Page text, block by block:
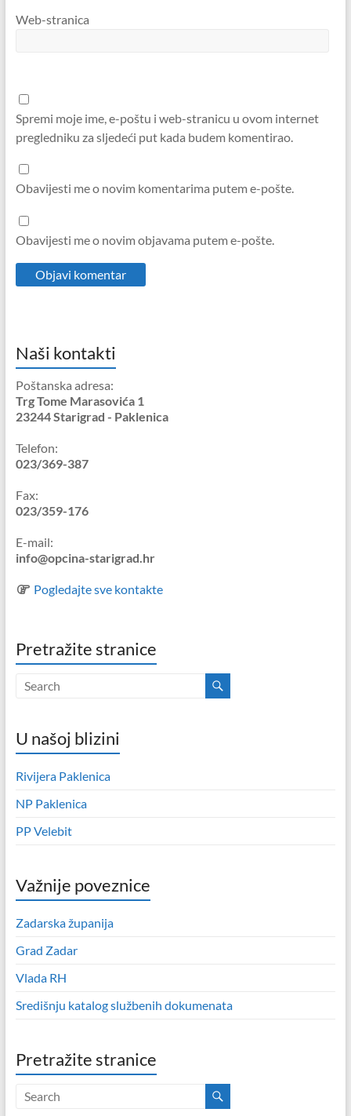
Web-stranica
Spremi moje ime, e-poštu i web-stranicu u ovom internet
pregledniku za sljedeći put kada budem komentirao.
Obavijesti me o novim komentarima putem e-pošte.
Obavijesti me o novim objavama putem e-pošte.
Naši kontakti
Poštanska adresa:
Trg Tome Marasovića 1
23244 Starigrad - Paklenica
Telefon:
023/369-387
Fax:
023/359-176
E-mail:
info@opcina-starigrad.hr
Pogledajte sve kontakte
Pretražite stranice
U našoj blizini
Rivijera Paklenica
NP Paklenica
PP Velebit
Važnije poveznice
Zadarska županija
Grad Zadar
Vlada RH
Središnju katalog službenih dokumenata
Pretražite stranice